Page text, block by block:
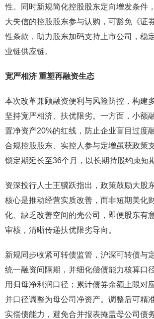
性。同时新规简化控股股东定向增发条件
大失信的控股股东参与认购，可豁免《证
性条款，助力股东加码支持上市公司，稳
业链供应链。
宽严相济 重塑再融资生态
本次改革兼顾融资便利与风险防控，构建
坚持宽严相济、扶优限劣。一方面，小额
置净资产20%的红线，防止企业盲目过度
合规控股股东、实控人参与定增虽获政策
锁定期延长至36个月，以长期持股约束短
资深投行人士王骥跃指出，政策鼓励大股
核心是推动经营实质改善，而非短期美化
化、缺乏改善空间的壳公司，即便股东有
审核，清晰传递扶优限劣导向。
新规同步收紧可转债监管，沪深可转债与
统一融资间隔期，并细化偿债能力核算口
用归母净利润口径；累计债券余额上限对
并口径调整为母公司净资产。调整后可精
实偿债能力，避免合并报表掩盖母公司债